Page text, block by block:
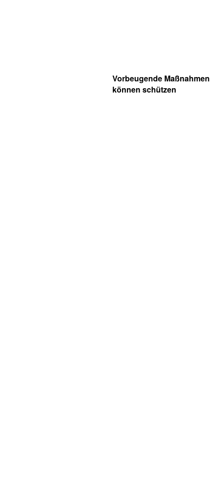
Vorbeugende Maßnahmen
können schützen